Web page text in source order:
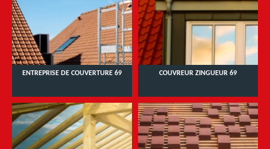
ENTREPRISE DE COUVERTURE 69 COUVREUR ZINGUEUR 69